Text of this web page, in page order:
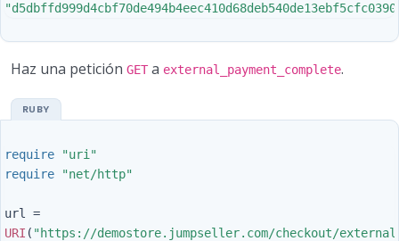
Haz una petición GET a external_payment_complete.
require
"uri"
require
"net/http"
url
=
URI ( "https://demostore.jumpseller.com/checkout/